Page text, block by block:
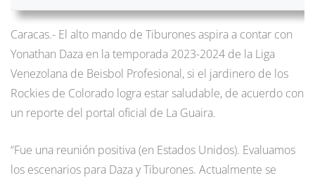
Caracas.- El alto mando de Tiburones aspira a contar con
Yonathan Daza en la temporada 2023-2024 de la Liga
Venezolana de Beisbol Profesional, si el jardinero de los
Rockies de Colorado logra estar saludable, de acuerdo con
un reporte del portal oficial de La Guaira.
“Fue una reunión positiva (en Estados Unidos). Evaluamos
los escenarios para Daza y Tiburones. Actualmente se